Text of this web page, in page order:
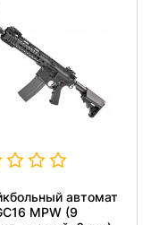
автомат
MPW (9